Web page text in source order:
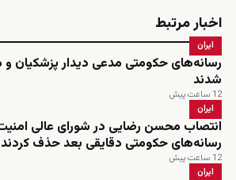
اخبار مرتبط
ایران
رسانه‌های حکومتی مدعی دیدار پزشکیان و
شدند
12 ساعت پیش
ایران
انتصاب محسن رضایی در شورای عالی
رسانه‌های حکومتی دقایقی بعد حذف کردند
12 ساعت پیش
ایران